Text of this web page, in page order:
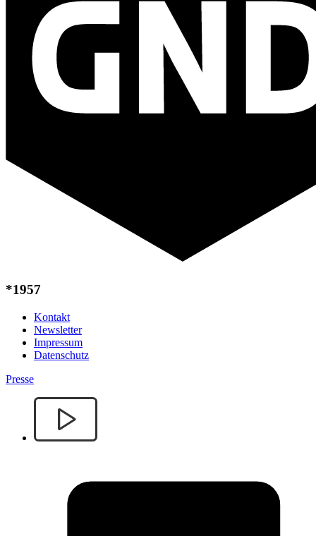
*1957
Kontakt
Newsletter
Impressum
Datenschutz
Presse